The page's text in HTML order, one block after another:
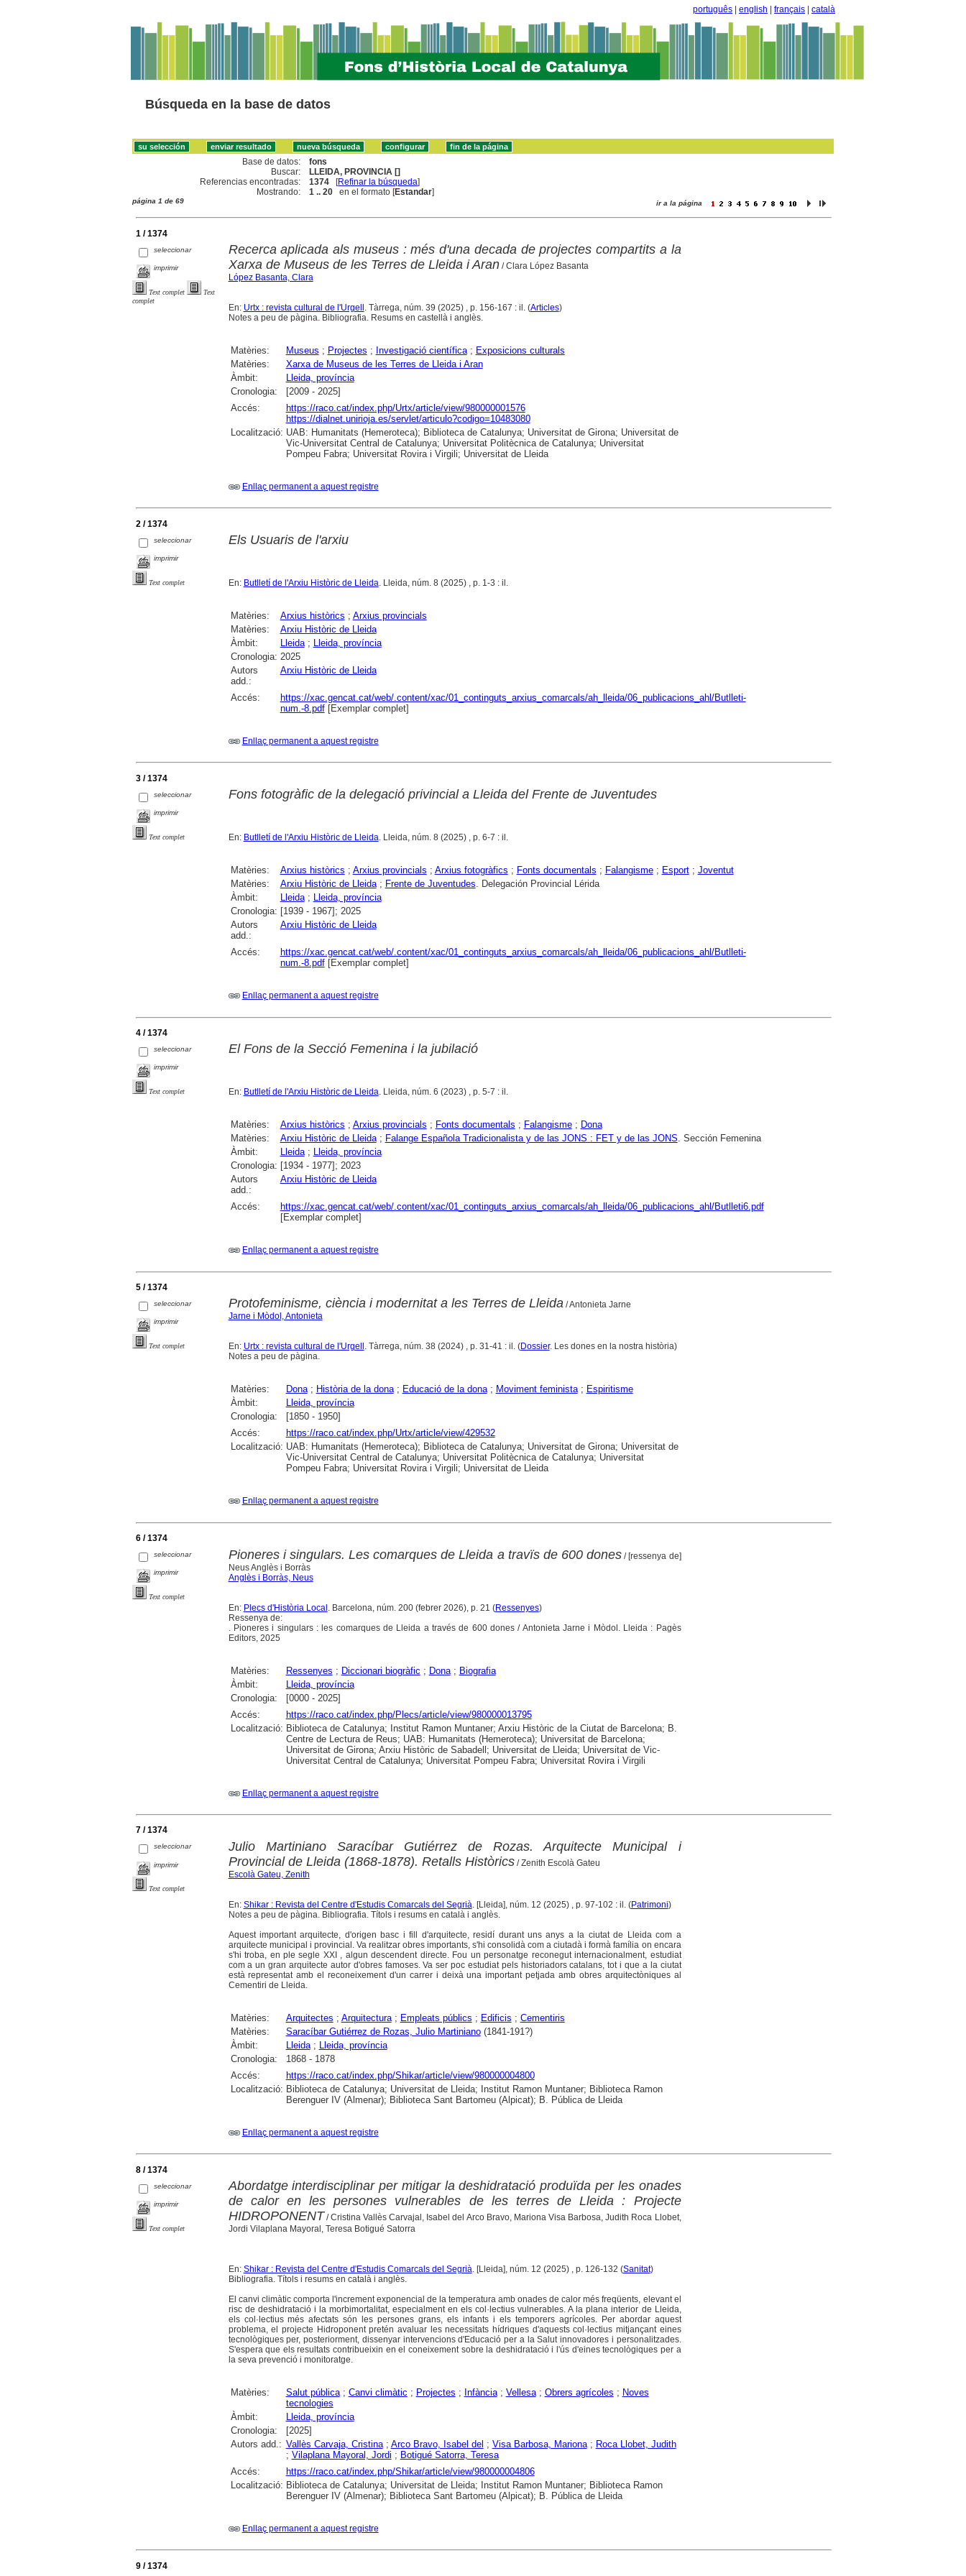
português english français català
Búsqueda en la base de datos
Base de datos:
fons
Buscar:
LLEIDA, PROVINCIA []
Referencias encontradas:
1374 [Refinar la búsqueda]
Mostrando:
1 .. 20 en el formato [Estandar]
página 1 de 69 ir a la página
1 / 1374
seleccionar
imprimir
Text complet
Text
complet
Recerca aplicada als museus : més d'una decada de projectes compartits a la
Xarxa de Museus de les Terres de Lleida i Aran/ Clara López Basanta
López Basanta, Clara
En: Urtx : revista cultural de l'Urgell. Tàrrega, núm. 39 (2025) , p. 156-167 : il. (Articles)
Notes a peu de pàgina. Bibliografia. Resums en castellà i anglès.
Matèries: Museus ; Projectes ; Investigació científica; Exposicions culturals
Matèries:
Xarxa de Museus de les Terres de Lleida i Aran
Àmbit:
Lleida, província
Cronologia:
[2009 - 2025]
Accés:
https://raco.cat/index.php/Urtx/article/view/980000001576
https://dialnet.unirioja.es/servlet/articulo?codigo=10483080
Localització: UAB: Humanitats (Hemeroteca); Biblioteca de Catalunya; Universitat de Girona; Universitat de
Vic-Universitat Central de Catalunya; Universitat Politècnica de Catalunya; Universitat
Pompeu Fabra; Universitat Rovira i Virgili; Universitat de Lleida
Enllaç permanent a aquest registre
2 / 1374
seleccionar
imprimir
Text complet
Els Usuaris de l'arxiu
En: Butlletí de l'Arxiu Històric de Lleida. Lleida, núm. 8 (2025) , p. 1-3 : il.
Matèries: Arxius històrics ; Arxius provincials
Matèries:
Arxiu Històric de Lleida
Àmbit:
Lleida; Lleida, província
Cronologia: 2025
Autors
add.:
Arxiu Històric de Lleida
Accés:
https://xac.gencat.cat/web/.content/xac/01_continguts_arxius_comarcals/ah_lleida/06_publicacions_ahl/Butlleti-
num.-8.pdf[Exemplar complet]
Enllaç permanent a aquest registre
3 / 1374
seleccionar
imprimir
Text complet
Fons fotogràfic de la delegació privincial a Lleida del Frente de Juventudes
En: Butlletí de l'Arxiu Històric de Lleida. Lleida, núm. 8 (2025) , p. 6-7 : il.
Matèries: Arxius històrics ; Arxius provincials ; Arxius fotogràfics ; Fonts documentals ; Falangisme; Esport; Joventut
Matèries:
Arxiu Històric de Lleida; Frente de Juventudes. Delegación Provincial Lérida
Àmbit:
Lleida; Lleida, província
Cronologia: [1939 - 1967]; 2025
Autors
add.:
Arxiu Històric de Lleida
Accés:
https://xac.gencat.cat/web/.content/xac/01_continguts_arxius_comarcals/ah_lleida/06_publicacions_ahl/Butlleti-
num.-8.pdf[Exemplar complet]
Enllaç permanent a aquest registre
4 / 1374
seleccionar
imprimir
Text complet
El Fons de la Secció Femenina i la jubilació
En: Butlletí de l'Arxiu Històric de Lleida. Lleida, núm. 6 (2023) , p. 5-7 : il.
Matèries: Arxius històrics ; Arxius provincials ; Fonts documentals ; Falangisme; Dona
Matèries:
Arxiu Històric de Lleida; Falange Española Tradicionalista y de las JONS : FET y de las JONS. Sección Femenina
Àmbit:
Lleida; Lleida, província
Cronologia: [1934 - 1977]; 2023
Autors
add.:
Arxiu Històric de Lleida
Accés:
https://xac.gencat.cat/web/.content/xac/01_continguts_arxius_comarcals/ah_lleida/06_publicacions_ahl/Butlleti6.pdf
[Exemplar complet]
Enllaç permanent a aquest registre
5 / 1374
seleccionar
imprimir
Text complet
Protofeminisme, ciència i modernitat a les Terres de Lleida/ Antonieta Jarne
Jarne i Mòdol, Antonieta
En: Urtx : revista cultural de l'Urgell . Tàrrega, núm. 38 (2024) , p. 31-41 : il. (Dossier. Les dones en la nostra història)
Notes a peu de pàgina.
Matèries: Dona; Història de la dona; Educació de la dona; Moviment feminista; Espiritisme
Àmbit:
Lleida, província
Cronologia:
[1850 - 1950]
Accés:
https://raco.cat/index.php/Urtx/article/view/429532
Localització: UAB: Humanitats (Hemeroteca); Biblioteca de Catalunya; Universitat de Girona; Universitat de
Vic-Universitat Central de Catalunya; Universitat Politècnica de Catalunya; Universitat
Pompeu Fabra; Universitat Rovira i Virgili; Universitat de Lleida
Enllaç permanent a aquest registre
6 / 1374
seleccionar
imprimir
Text complet
Pioneres i singulars. Les comarques de Lleida a travïs de 600 dones / [ressenya de]
Neus Anglès i Borràs
Anglès i Borràs, Neus
En: Plecs d'Història Local . Barcelona, núm. 200 (febrer 2026), p. 21 (Ressenyes)
Ressenya de:
. Pioneres i singulars : les comarques de Lleida a través de 600 dones / Antonieta Jarne i Mòdol. Lleida : Pagès
Editors, 2025
Matèries: Ressenyes ; Diccionari biogràfic ; Dona; Biografia
Àmbit:
Lleida, província
Cronologia:
[0000 - 2025]
Accés:
https://raco.cat/index.php/Plecs/article/view/980000013795
Localització: Biblioteca de Catalunya; Institut Ramon Muntaner; Arxiu Històric de la Ciutat de Barcelona; B.
Centre de Lectura de Reus; UAB: Humanitats (Hemeroteca); Universitat de Barcelona;
Universitat de Girona; Arxiu Històric de Sabadell; Universitat de Lleida; Universitat de Vic-
Universitat Central de Catalunya; Universitat Pompeu Fabra; Universitat Rovira i Virgili
Enllaç permanent a aquest registre
7 / 1374
seleccionar
imprimir
Text complet
Julio Martiniano Saracíbar Gutiérrez de Rozas. Arquitecte Municipal i
Provincial de Lleida (1868-1878). Retalls Històrics/ Zenith Escolà Gateu
Escolà Gateu, Zenith
En: Shikar : Revista del Centre d'Estudis Comarcals del Segrià . [Lleida], núm. 12 (2025) , p. 97-102 : il. (Patrimoni)
Notes a peu de pàgina. Bibliografia. Títols i resums en català i anglès.
Aquest important arquitecte, d'origen basc i fill d'arquitecte, residí durant uns anys a la ciutat de Lleida com a
arquitecte municipal i provincial. Va realitzar obres importants, s'hi consolidà com a ciutadà i formà família on encara
s'hi troba, en ple segle XXI , algun descendent directe. Fou un personatge reconegut internacionalment, estudiat
com a un gran arquitecte autor d'obres famoses. Va ser poc estudiat pels historiadors catalans, tot i que a la ciutat
està representat amb el reconeixement d'un carrer i deixà una important petjada amb obres arquitectòniques al
Cementiri de Lleida.
Matèries: Arquitectes ; Arquitectura; Empleats públics ; Edificis ; Cementiris
Matèries:
Saracíbar Gutiérrez de Rozas, Julio Martiniano(1841-191?)
Àmbit:
Lleida; Lleida, província
Cronologia:
1868 - 1878
Accés:
https://raco.cat/index.php/Shikar/article/view/980000004800
Localització: Biblioteca de Catalunya; Universitat de Lleida; Institut Ramon Muntaner; Biblioteca Ramon
Berenguer IV (Almenar); Biblioteca Sant Bartomeu (Alpicat); B. Pública de Lleida
Enllaç permanent a aquest registre
8 / 1374
seleccionar
imprimir
Text complet
Abordatge interdisciplinar per mitigar la deshidratació produïda per les onades
de calor en les persones vulnerables de les terres de Lleida : Projecte
HIDROPONENT / Cristina Vallès Carvajal, Isabel del Arco Bravo, Mariona Visa Barbosa, Judith Roca Llobet,
Jordi Vilaplana Mayoral, Teresa Botigué Satorra
En: Shikar : Revista del Centre d'Estudis Comarcals del Segrià . [Lleida], núm. 12 (2025) , p. 126-132 (Sanitat)
Bibliografia. Títols i resums en català i anglès.
El canvi climàtic comporta l'increment exponencial de la temperatura amb onades de calor més freqüents, elevant el
risc de deshidratació i la morbimortalitat, especialment en els col·lectius vulnerables. A la plana interior de Lleida,
els col·lectius més afectats són les persones grans, els infants i els temporers agrícoles. Per abordar aquest
problema, el projecte Hidroponent pretén avaluar les necessitats hídriques d'aquests col·lectius mitjançant eines
tecnològiques per, posteriorment, dissenyar intervencions d'Educació per a la Salut innovadores i personalitzades.
S'espera que els resultats contribueixin en el coneixement sobre la deshidratació i l'ús d'eines tecnològiques per a
la seva prevenció i monitoratge.
Matèries: Salut pública; Canvi climàtic ; Projectes ; Infància; Vellesa; Obrers agrícoles ; Noves
tecnologies
Àmbit:
Lleida, província
Cronologia:
[2025]
Autors add.: Vallès Carvaja, Cristina; Arco Bravo, Isabel del ; Visa Barbosa, Mariona; Roca Llobet, Judith
; Vilaplana Mayoral, Jordi ; Botigué Satorra, Teresa
Accés:
https://raco.cat/index.php/Shikar/article/view/980000004806
Localització: Biblioteca de Catalunya; Universitat de Lleida; Institut Ramon Muntaner; Biblioteca Ramon
Berenguer IV (Almenar); Biblioteca Sant Bartomeu (Alpicat); B. Pública de Lleida
Enllaç permanent a aquest registre
9 / 1374